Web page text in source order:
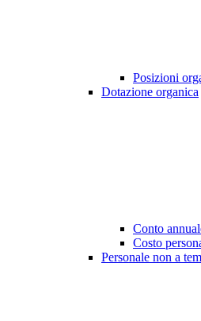
Posizioni
Dotazione organica
Conto
Costo
Personale non a